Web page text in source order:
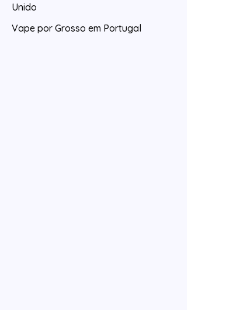
Unido
Vape por Grosso em Portugal